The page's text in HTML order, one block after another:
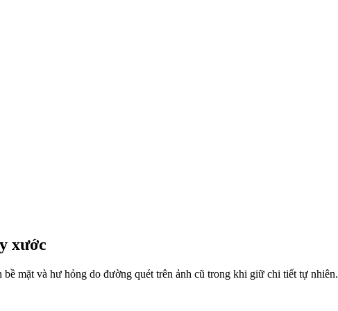
xước
mặt và hư hỏng do đường quét trên ảnh cũ trong khi giữ chi tiết tự nhiên.